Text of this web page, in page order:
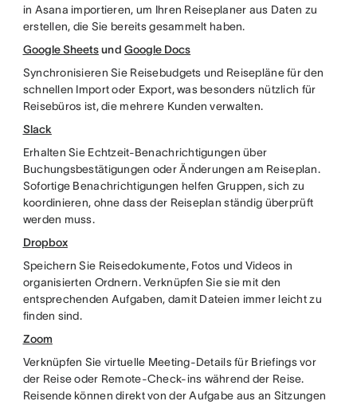
in Asana importieren, um Ihren Reiseplaner aus Daten zu
erstellen, die Sie bereits gesammelt haben.
Google SheetsundGoogle Docs
Synchronisieren Sie Reisebudgets und Reisepläne für den
schnellen Import oder Export, was besonders nützlich für
Reisebüros ist, die mehrere Kunden verwalten.
Slack
Erhalten Sie Echtzeit-Benachrichtigungen über
Buchungsbestätigungen oder Änderungen am Reiseplan.
Sofortige Benachrichtigungen helfen Gruppen, sich zu
koordinieren, ohne dass der Reiseplan ständig überprüft
werden muss.
Dropbox
Speichern Sie Reisedokumente, Fotos und Videos in
organisierten Ordnern. Verknüpfen Sie sie mit den
entsprechenden Aufgaben, damit Dateien immer leicht zu
finden sind.
Zoom
Verknüpfen Sie virtuelle Meeting-Details für Briefings vor
der Reise oder Remote-Check-ins während der Reise.
Reisende können direkt von der Aufgabe aus an Sitzungen